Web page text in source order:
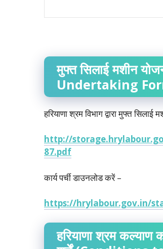
मुफ्त सिलाई मशीन
Undertaking
हरियाणा श्रम विभाग द्वारा मुफ्त
http://
87.pdf
कार्य पर्ची डाउनलोड करें –
https://hrylabour.gov.in/
हरियाणा श्रम कल्याण